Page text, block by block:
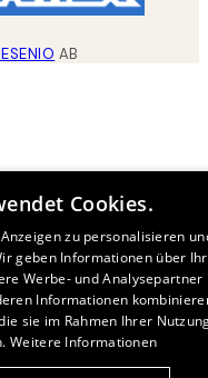
AB
Cookies.
zu personalisieren
geben Informationen über
Werbe- und Analysepartner
Informationen
sie im Rahmen Ihrer
Weitere Informationen